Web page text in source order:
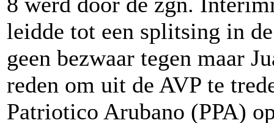
leidde tot een splitsing in
geen bezwaar tegen maar
reden om uit de AVP te
Patriotico Arubano (PPA)